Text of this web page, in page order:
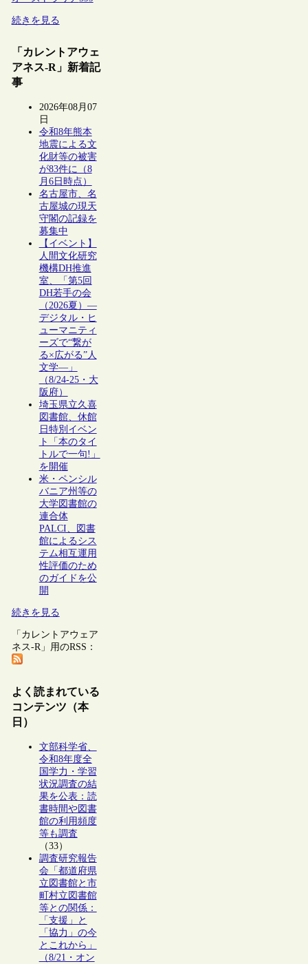
続きを見る
「カレントアウェ
アネス-R」新着記
事
2026年08月07
日
令和8年熊本
地震による文
化財等の被害
が83件に（8
月6日時点）
名古屋市、名
古屋城の現天
守閣の記録を
募集中
【イベント】
人間文化研究
機構DH推進
室、「第5回
DH若手の会
（2026夏）―
デジタル・ヒ
ューマニティ
ーズで“繋が
る×広がる”人
文学―」
（8/24-25・大
阪府）
埼玉県立久喜
図書館、休館
日特別イベン
ト「本のタイ
トルで一句!」
を開催
米・ペンシル
バニア州等の
大学図書館の
連合体
PALCI、図書
館によるシス
テム相互運用
性評価のため
のガイドを公
開
続きを見る
「カレントアウェア
ネス-R」用のRSS：
よく読まれている
コンテンツ（本
日）
文部科学省、
令和8年度全
国学力・学習
状況調査の結
果を公表：読
書時間や図書
館の利用頻度
等も調査
（33）
調査研究報告
会「都道府県
立図書館と市
町村立図書館
等との関係：
「支援」と
「協力」の今
とこれから」
（8/21・オン